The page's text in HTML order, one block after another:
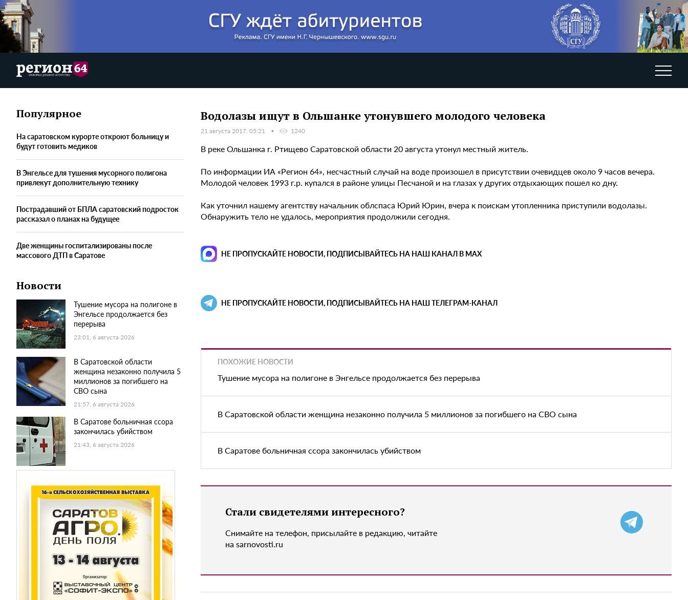
Популярное
На саратовском курорте откроют больницу и
будут готовить медиков
В Энгельсе для тушения мусорного полигона
привлекут дополнительную технику
Пострадавший от БПЛА саратовский подросток
рассказал о планах на будущее
Две женщины госпитализированы после
массового ДТП в Саратове
Новости
Тушение мусора на полигоне в
Энгельсе продолжается без
перерыва
23:01, 6 августа 2026
В Саратовской области
женщина незаконно получила 5
миллионов за погибшего на
СВО сына
21:57, 6 августа 2026
В Саратове больничная ссора
закончилась убийством
21:43, 6 августа 2026
Водолазы ищут в Ольшанке утонувшего молодого человека
21 августа 2017, 05:21 1240
В реке Ольшанка г. Ртищево Саратовской области 20 августа утонул местный житель.
По информации ИА «Регион 64», несчастный случай на воде произошел в присутствии очевидцев около 9 часов вечера.
Молодой человек 1993 г.р. купался в районе улицы Песчаной и на глазах у других отдыхающих пошел ко дну.
Как уточнил нашему агентству начальник облспаса Юрий Юрин, вчера к поискам утопленника приступили водолазы.
Обнаружить тело не удалось, мероприятия продолжили сегодня.
НЕ ПРОПУСКАЙТЕ НОВОСТИ, ПОДПИСЫВАЙТЕСЬ НА НАШ КАНАЛ В MAX
НЕ ПРОПУСКАЙТЕ НОВОСТИ, ПОДПИСЫВАЙТЕСЬ НА НАШ ТЕЛЕГРАМ-КАНАЛ
ПОХОЖИЕ НОВОСТИ
Тушение мусора на полигоне в Энгельсе продолжается без перерыва
В Саратовской области женщина незаконно получила 5 миллионов за погибшего на СВО сына
В Саратове больничная ссора закончилась убийством
Стали свидетелями интересного?
Снимайте на телефон, присылайте в редакцию, читайте
на sarnovosti.ru